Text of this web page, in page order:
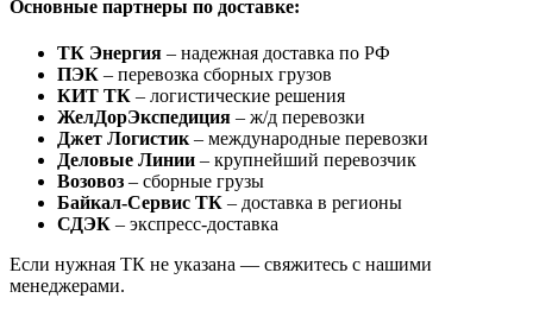
Основные партнеры по доставке:
ТК Энергия – надежная доставка по РФ
ПЭК – перевозка сборных грузов
КИТ ТК – логистические решения
ЖелДорЭкспедиция – ж/д перевозки
Джет Логистик – международные перевозки
Деловые Линии – крупнейший перевозчик
Возовоз – сборные грузы
Байкал-Сервис ТК – доставка в регионы
СДЭК – экспресс-доставка
Если нужная ТК не указана — свяжитесь с нашими
менеджерами.